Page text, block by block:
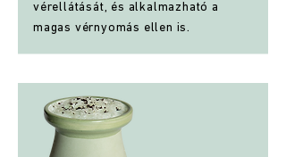
vérellátását, és alkalmazható a
magas vérnyomás ellen is.